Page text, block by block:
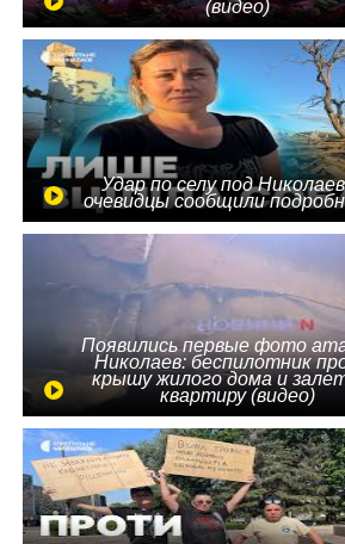
(видео)
Удар по селу под
очевидцы сообщили
Появились первые фото
Николаев: беспилотник
крышу жилого дома и
квартиру (видео)